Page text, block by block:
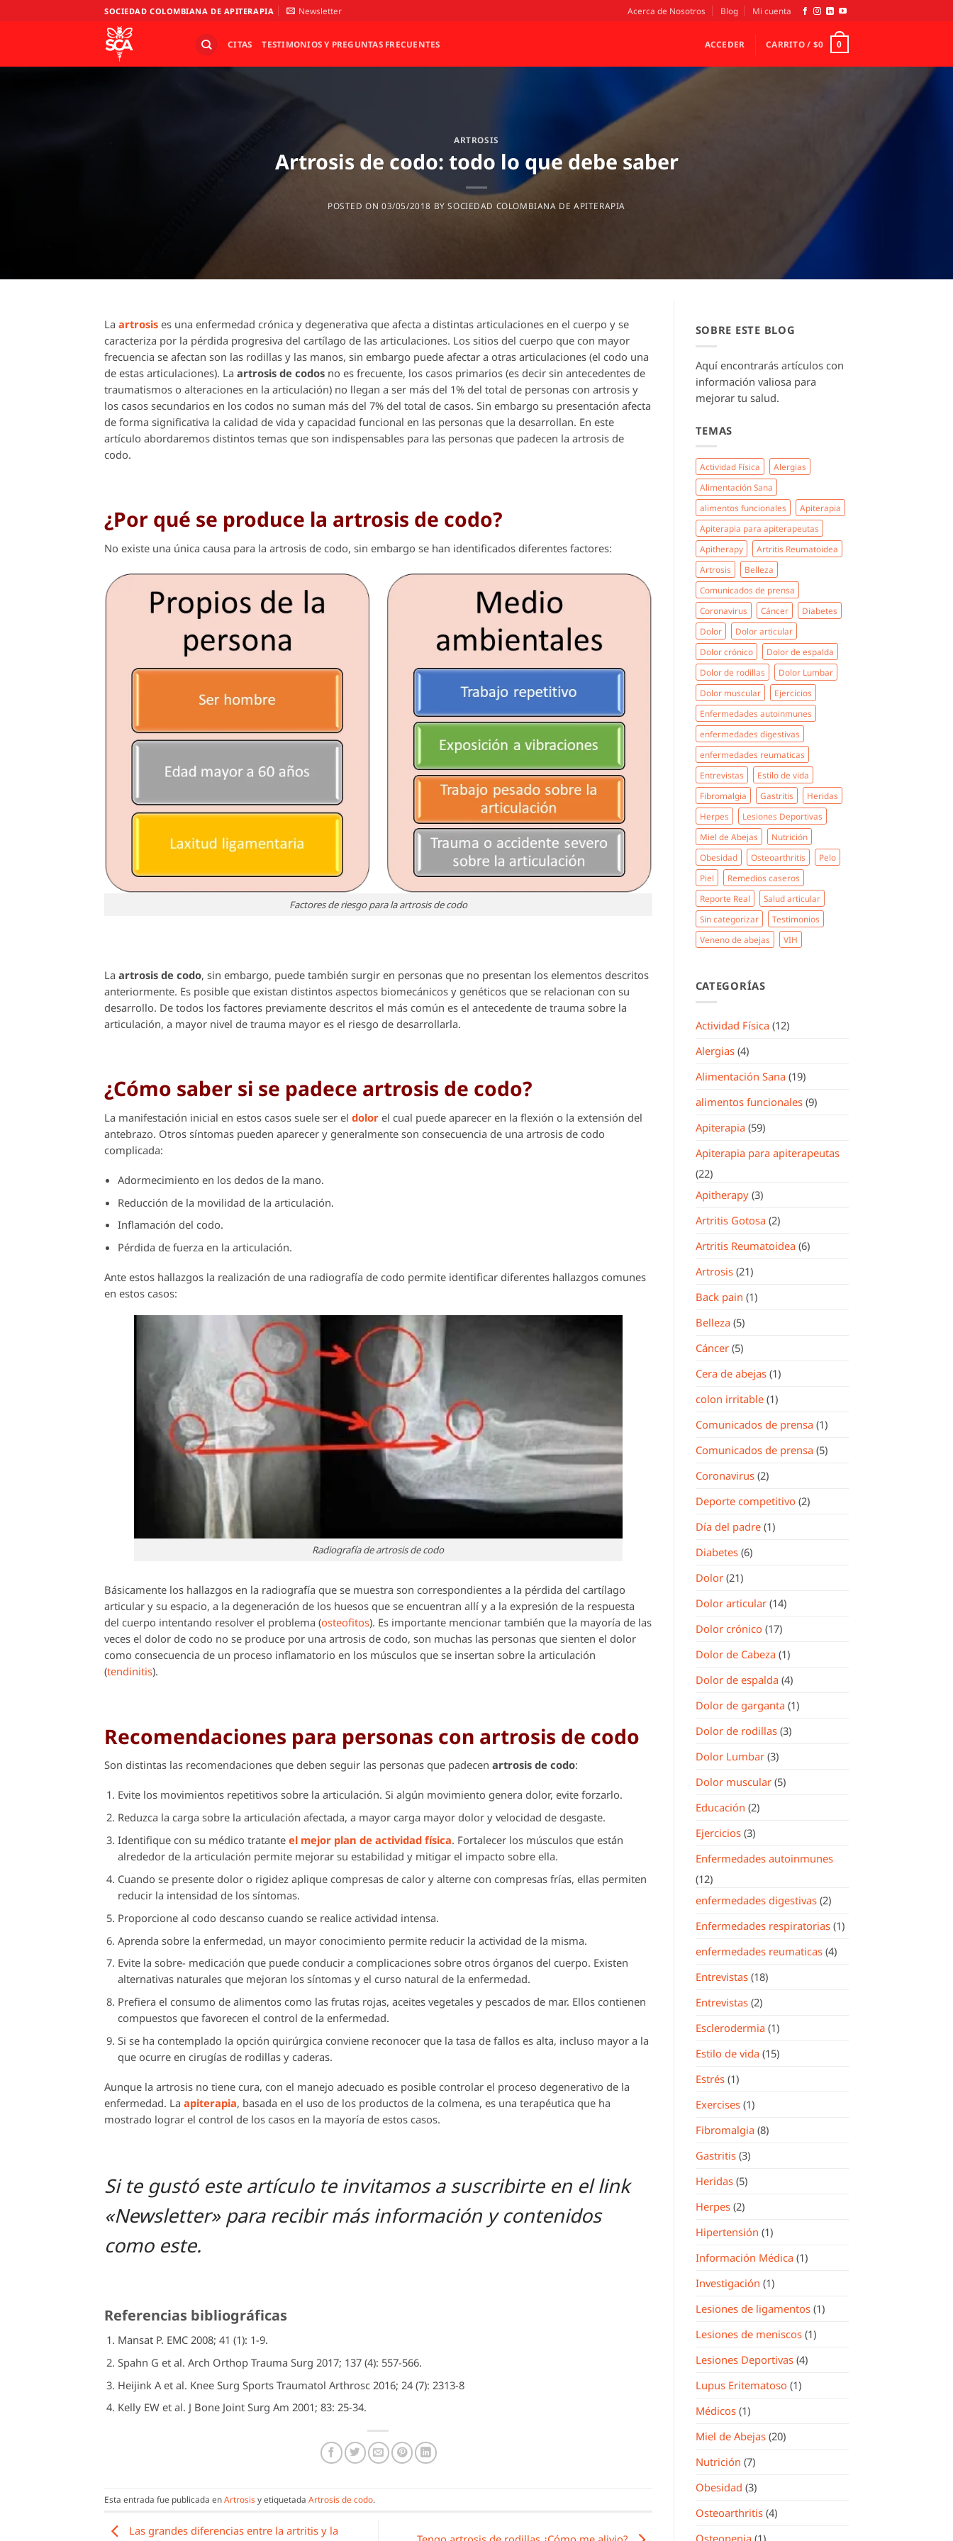
al
SOCIEDAD COLOMBIANA DE APITERAPIA Newsletter Acerca de Nosotros Blog Mi cuenta
CITAS TESTIMONIOS Y PREGUNTAS FRECUENTES ACCEDER CARRITO / $0 0
ARTROSIS
Artrosis de codo: todo lo que debe saber
POSTED ON03/05/2018 BYSOCIEDAD COLOMBIANA DE APITERAPIA
La artrosis es una enfermedad crónica y degenerativa que afecta a distintas articulaciones en el cuerpo y se
caracteriza por la pérdida progresiva del cartílago de las articulaciones. Los sitios del cuerpo que con mayor
frecuencia se afectan son las rodillas y las manos, sin embargo puede afectar a otras articulaciones (el codo una
de estas articulaciones). La artrosis de codos no es frecuente, los casos primarios (es decir sin antecedentes de
traumatismos o alteraciones en la articulación) no llegan a ser más del 1% del total de personas con artrosis y
los casos secundarios en los codos no suman más del 7% del total de casos. Sin embargo su presentación afecta
de forma significativa la calidad de vida y capacidad funcional en las personas que la desarrollan. En este
artículo abordaremos distintos temas que son indispensables para las personas que padecen la artrosis de
codo.
¿Por qué se produce la artrosis de codo?
No existe una única causa para la artrosis de codo, sin embargo se han identificados diferentes factores:
Factores de riesgo para la artrosis de codo
La artrosis de codo, sin embargo, puede también surgir en personas que no presentan los elementos descritos
anteriormente. Es posible que existan distintos aspectos biomecánicos y genéticos que se relacionan con su
desarrollo. De todos los factores previamente descritos el más común es el antecedente de trauma sobre la
articulación, a mayor nivel de trauma mayor es el riesgo de desarrollarla.
¿Cómo saber si se padece artrosis de codo?
La manifestación inicial en estos casos suele ser el dolor el cual puede aparecer en la flexión o la extensión del
antebrazo. Otros síntomas pueden aparecer y generalmente son consecuencia de una artrosis de codo
complicada:
Adormecimiento en los dedos de la mano.
Reducción de la movilidad de la articulación.
Inflamación del codo.
Pérdida de fuerza en la articulación.
Ante estos hallazgos la realización de una radiografía de codo permite identificar diferentes hallazgos comunes
en estos casos:
Radiografía de artrosis de codo
Básicamente los hallazgos en la radiografía que se muestra son correspondientes a la pérdida del cartílago
articular y su espacio, a la degeneración de los huesos que se encuentran allí y a la expresión de la respuesta
del cuerpo intentando resolver el problema (osteofitos). Es importante mencionar también que la mayoría de las
veces el dolor de codo no se produce por una artrosis de codo, son muchas las personas que sienten el dolor
como consecuencia de un proceso inflamatorio en los músculos que se insertan sobre la articulación
(tendinitis).
Recomendaciones para personas con artrosis de codo
Son distintas las recomendaciones que deben seguir las personas que padecen artrosis de codo:
Evite los movimientos repetitivos sobre la articulación. Si algún movimiento genera dolor, evite forzarlo.
Reduzca la carga sobre la articulación afectada, a mayor carga mayor dolor y velocidad de desgaste.
Identifique con su médico tratanteel mejor plan de actividad física. Fortalecer los músculos que están
alrededor de la articulación permite mejorar su estabilidad y mitigar el impacto sobre ella.
Cuando se presente dolor o rigidez aplique compresas de calor y alterne con compresas frías, ellas permiten
reducir la intensidad de los síntomas.
Proporcione al codo descanso cuando se realice actividad intensa.
Aprenda sobre la enfermedad, un mayor conocimiento permite reducir la actividad de la misma.
Evite la sobre- medicación que puede conducir a complicaciones sobre otros órganos del cuerpo. Existen
alternativas naturales que mejoran los síntomas y el curso natural de la enfermedad.
Prefiera el consumo de alimentos como las frutas rojas, aceites vegetales y pescados de mar. Ellos contienen
compuestos que favorecen el control de la enfermedad.
Si se ha contemplado la opción quirúrgica conviene reconocer que la tasa de fallos es alta, incluso mayor a la
que ocurre en cirugías de rodillas y caderas.
Aunque la artrosis no tiene cura, con el manejo adecuado es posible controlar el proceso degenerativo de la
enfermedad. La apiterapia, basada en el uso de los productos de la colmena, es una terapéutica que ha
mostrado lograr el control de los casos en la mayoría de estos casos.
Si te gustó este artículo te invitamos a suscribirte en el link
«Newsletter» para recibir más información y contenidos
como este.
Referencias bibliográficas
Mansat P. EMC 2008; 41 (1): 1-9.
Spahn G et al. Arch Orthop Trauma Surg 2017; 137 (4): 557-566.
Heijink A et al. Knee Surg Sports Traumatol Arthrosc 2016; 24 (7): 2313-8
Kelly EW et al. J Bone Joint Surg Am 2001; 83: 25-34.
Esta entrada fue publicada enArtrosis y etiquetada Artrosis de codo.
Las grandes diferencias entre la artritis y la
SOBRE ESTE BLOG
Aquí encontrarás artículos con
información valiosa para
mejorar tu salud.
TEMAS
Actividad Física
Alergias
Alimentación Sana
alimentos funcionales
Apiterapia
Apiterapia para apiterapeutas
Apitherapy
Artritis Reumatoidea
Artrosis
Belleza
Comunicados de prensa
Coronavirus
Cáncer
Diabetes
Dolor
Dolor articular
Dolor crónico
Dolor de espalda
Dolor de rodillas
Dolor Lumbar
Dolor muscular
Ejercicios
Enfermedades autoinmunes
enfermedades digestivas
enfermedades reumaticas
Entrevistas
Estilo de vida
Fibromalgia
Gastritis
Heridas
Herpes
Lesiones Deportivas
Miel de Abejas
Nutrición
Obesidad
Osteoarthritis
Pelo
Piel
Remedios caseros
Reporte Real
Salud articular
Sin categorizar
Testimonios
Veneno de abejas
VIH
CATEGORÍAS
Actividad Física (12)
Alergias(4)
Alimentación Sana (19)
alimentos funcionales(9)
Apiterapia (59)
Apiterapia para apiterapeutas
(22)
Apitherapy(3)
Artritis Gotosa (2)
Artritis Reumatoidea (6)
Artrosis(21)
Back pain (1)
Belleza (5)
Cáncer(5)
Cera de abejas(1)
colon irritable(1)
Comunicados de prensa (1)
Comunicados de prensa (5)
Coronavirus(2)
Deporte competitivo (2)
Día del padre(1)
Diabetes(6)
Dolor(21)
Dolor articular(14)
Dolor crónico (17)
Dolor de Cabeza (1)
Dolor de espalda (4)
Dolor de garganta (1)
Dolor de rodillas(3)
Dolor Lumbar(3)
Dolor muscular(5)
Educación (2)
Ejercicios(3)
Enfermedades autoinmunes
(12)
enfermedades digestivas(2)
Enfermedades respiratorias(1)
enfermedades reumaticas(4)
Entrevistas(18)
Entrevistas(2)
Esclerodermia (1)
Estilo de vida (15)
Estrés(1)
Exercises(1)
Fibromalgia (8)
Gastritis(3)
Heridas(5)
Herpes(2)
Hipertensión (1)
Información Médica (1)
Investigación (1)
Lesiones de ligamentos(1)
Lesiones de meniscos(1)
Lesiones Deportivas(4)
Lupus Eritematoso (1)
Médicos(1)
Miel de Abejas(20)
Nutrición (7)
Obesidad (3)
Osteoarthritis(4)